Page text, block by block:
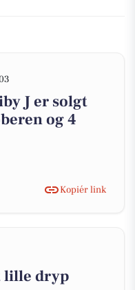
J er solgt
og 4
Kopiér link
lille dryp